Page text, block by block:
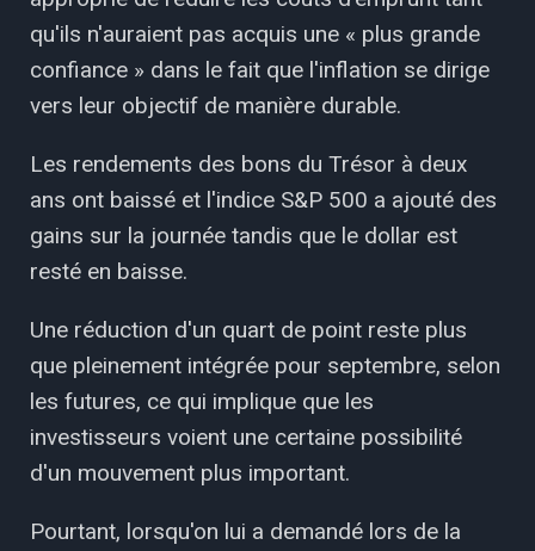
qu'ils n'auraient pas acquis une « plus grande
confiance » dans le fait que l'inflation se dirige
vers leur objectif de manière durable.
Les rendements des bons du Trésor à deux
ans ont baissé et l'indice S&P 500 a ajouté des
gains sur la journée tandis que le dollar est
resté en baisse.
Une réduction d'un quart de point reste plus
que pleinement intégrée pour septembre, selon
les futures, ce qui implique que les
investisseurs voient une certaine possibilité
d'un mouvement plus important.
Pourtant, lorsqu'on lui a demandé lors de la